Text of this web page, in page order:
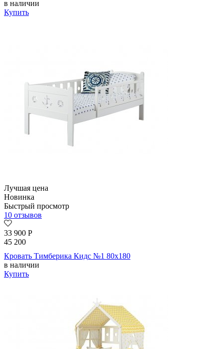
в наличии
Купить
Лучшая цена
Новинка
Быстрый просмотр
10 отзывов
33 900 Р
45 200
Кровать Тимберика Кидс №1 80х180
в наличии
Купить